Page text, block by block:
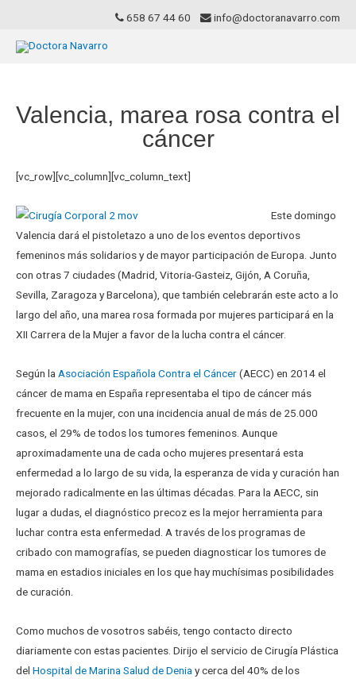
658 67 44 60 info@doctoranavarro.com
Valencia, marea rosa contra el
cáncer
[vc_row][vc_column][vc_column_text]
Este domingo
Valencia dará el pistoletazo a uno de los eventos deportivos
femeninos más solidarios y de mayor participación de Europa. Junto
con otras 7 ciudades (Madrid, Vitoria-Gasteiz, Gijón, A Coruña,
Sevilla, Zaragoza y Barcelona), que también celebrarán este acto a lo
largo del año, una marea rosa formada por mujeres participará en la
XII Carrera de la Mujer a favor de la lucha contra el cáncer.
Según la Asociación Española Contra el Cáncer(AECC) en 2014 el
cáncer de mama en España representaba el tipo de cáncer más
frecuente en la mujer, con una incidencia anual de más de 25.000
casos, el 29% de todos los tumores femeninos. Aunque
aproximadamente una de cada ocho mujeres presentará esta
enfermedad a lo largo de su vida, la esperanza de vida y curación han
mejorado radicalmente en las últimas décadas. Para la AECC, sin
lugar a dudas, el diagnóstico precoz es la mejor herramienta para
luchar contra esta enfermedad. A través de los programas de
cribado con mamografías, se pueden diagnosticar los tumores de
mama en estadiosiniciales en los que hay muchísimas posibilidades
de curación.
Como muchos de vosotros sabéis, tengo contacto directo
diariamente con estas pacientes. Dirijo el servicio de Cirugía Plástica
del Hospital de Marina Salud de Denia y cerca del 40% de los